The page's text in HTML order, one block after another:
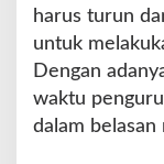
i
K
n
c
a
harus turun
untuk
Dengan
waktu
dalam belasan